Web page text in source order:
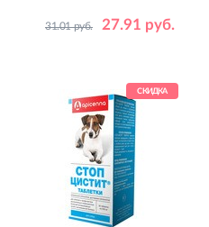
27.91 руб.
31.01 руб.
СКИДКА